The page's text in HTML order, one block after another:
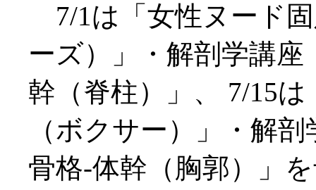
7/1は「女性ヌード
ーズ）」・解剖学講座
幹（脊柱）」、 7/15
（ボクサー）」・解
骨格-体幹（胸郭）」